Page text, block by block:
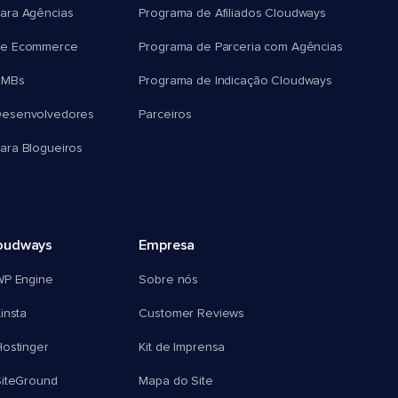
Agências
Ecommerce
Blogueiros
Programa de Afiliados Cloudways
Programa de Parceria com Agências
Programa de Indicação Cloudways
Parceiros
Engine
Empresa
Sobre nós
Customer Reviews
Kit de Imprensa
Mapa do Site